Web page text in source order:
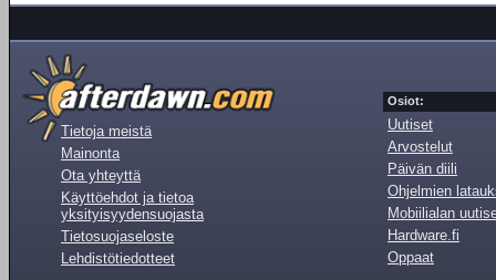
Tietoja meistä
Mainonta
Ota yhteyttä
Käyttöehdot ja tietoa
yksityisyydensuojasta
Tietosuojaseloste
Lehdistötiedotteet
Osiot:
Uutiset
Arvostelut
Päivän diili
Ohjelmien
Mobiilialan
Hardware.fi
Oppaat